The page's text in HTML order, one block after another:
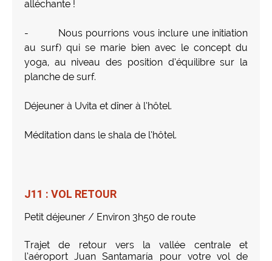
alléchante !
- Nous pourrions vous inclure une initiation
au surf) qui se marie bien avec le concept du
yoga, au niveau des position d’équilibre sur la
planche de surf.
Déjeuner à Uvita et dîner à l’hôtel.
Méditation dans le shala de l’hôtel.
J11 : VOL RETOUR
Petit déjeuner / Environ 3h50 de route
Trajet de retour vers la vallée centrale et
l’aéroport Juan Santamaría pour votre vol de